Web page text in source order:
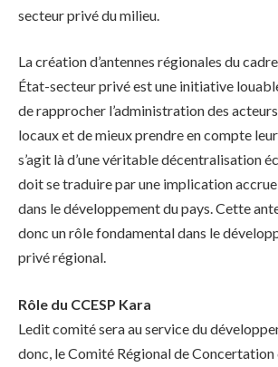
secteur privé du milieu.
La création d’antennes régionales du
État-secteur privé est une initiative
de rapprocher l’administration des
locaux et de mieux prendre en compte
s’agit là d’une véritable décentralisation
doit se traduire par une implication
dans le développement du pays. Cette
donc un rôle fondamental dans le
privé régional.
Rôle du CCESP Kara
Ledit comité sera au service du
donc, le Comité Régional de Concertation